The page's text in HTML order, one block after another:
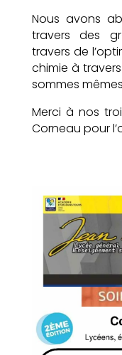
Nous avons
travers des
travers de
chimie à
sommes
Merci à nos
Corneau pour